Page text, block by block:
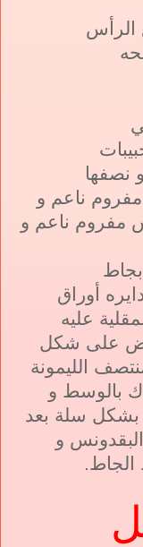
نصفها
ناعم و
مفروم ناعم و
أوراق
عليه
على شكل
الليمونة
بالوسط و
بشكل سلة بعد
و